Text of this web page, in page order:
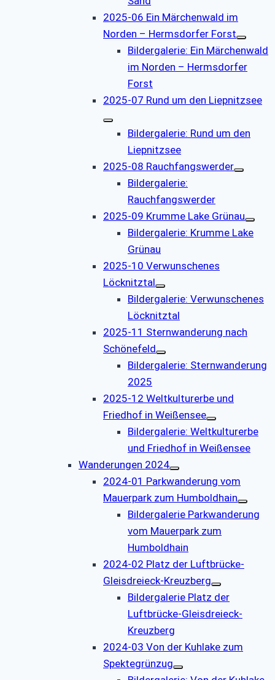
2025-06 Ein Märchenwald im
Norden – Hermsdorfer Forst
Bildergalerie: Ein Märchenwald
im Norden – Hermsdorfer
Forst
2025-07 Rund um den Liepnitzsee
Bildergalerie: Rund um den
Liepnitzsee
2025-08 Rauchfangswerder
Bildergalerie:
Rauchfangswerder
2025-09 Krumme Lake Grünau
Bildergalerie: Krumme Lake
Grünau
2025-10 Verwunschenes
Löcknitztal
Bildergalerie: Verwunschenes
Löcknitztal
2025-11 Sternwanderung nach
Schönefeld
Bildergalerie: Sternwanderung
2025
2025-12 Weltkulturerbe und
Friedhof in Weißensee
Bildergalerie: Weltkulturerbe
und Friedhof in Weißensee
Wanderungen 2024
2024-01 Parkwanderung vom
Mauerpark zum Humboldhain
Bildergalerie Parkwanderung
vom Mauerpark zum
Humboldhain
2024-02 Platz der Luftbrücke-
Gleisdreieck-Kreuzberg
Bildergalerie Platz der
Luftbrücke-Gleisdreieck-
Kreuzberg
2024-03 Von der Kuhlake zum
Spektegrünzug